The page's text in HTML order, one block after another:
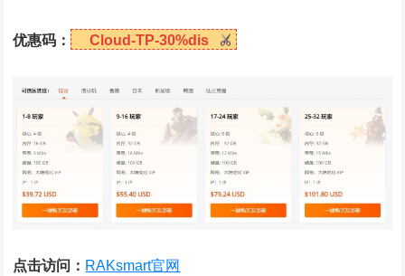
优惠码： Cloud-TP-30%dis
点击访问： RAKsmart官网